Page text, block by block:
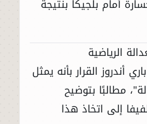
أمام بلجيكا بنتيجة
الرياضية
أندروز القرار بأنه يمثل
مطالبًا بتوضيح
إلى اتخاذ هذا